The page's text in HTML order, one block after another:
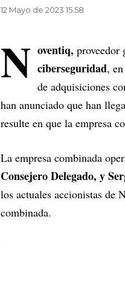
12 Mayo de 2023 15.58
N oventiq, proveedor
ciberseguridad,
de adquisiciones
han anunciado que han
resulte en que la empresa
La empresa combinada
Consejero Delegado, y
los actuales accionistas de
combinada.